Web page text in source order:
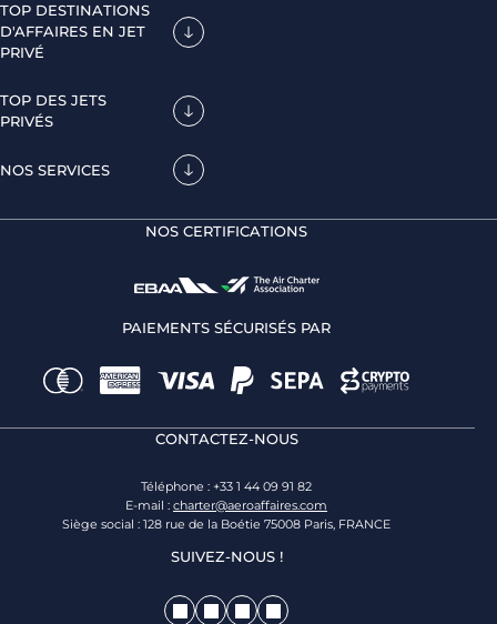
TOP DESTINATIONS
D'AFFAIRES EN JET
PRIVÉ
TOP DES JETS
PRIVÉS
NOS SERVICES
NOS CERTIFICATIONS
PAIEMENTS SÉCURISÉS PAR
CONTACTEZ-NOUS
Téléphone : +33 1 44 09 91 82
E-mail : charter@aeroaffaires.com
Siège social : 128 rue de la Boétie 75008 Paris, FRANCE
SUIVEZ-NOUS !